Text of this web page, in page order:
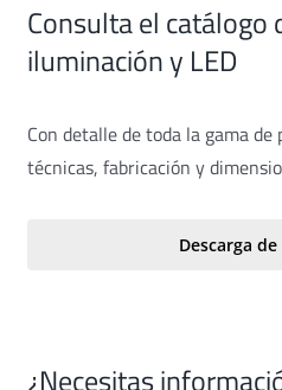
Consulta el catálogo
iluminación y LED
Con detalle de toda la gama
técnicas, fabricación y
Descarga
¿Necesitas